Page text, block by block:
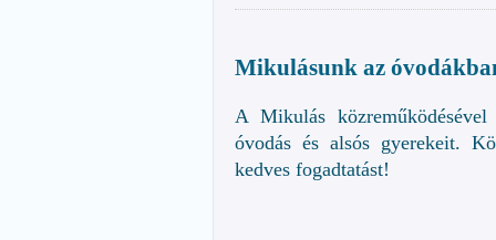
Mikulásunk az
A Mikulás
óvodás és alsós gyerekeit.
kedves fogadtatást!